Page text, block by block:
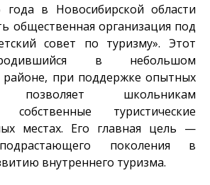
в Новосибирской области
общественная организация под
совет по туризму». Этот
в небольшом
районе, при поддержке опытных
позволяет школьникам
собственные туристические
местах. Его главная цель —
поколения в
внутреннего туризма.